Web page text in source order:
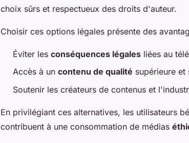
choix sûrs et respectueux des droits d'auteur.
Choisir ces options légales présente des
Éviter les conséquences légales liées au
Accès à un contenu de qualité supérieure et
Soutenir les créateurs de contenus et
En privilégiant ces alternatives, les utilisateurs
contribuent à une consommation de médias